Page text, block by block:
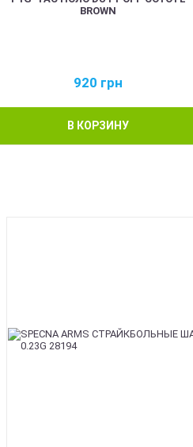
BROWN
920 грн
В КОРЗИНУ